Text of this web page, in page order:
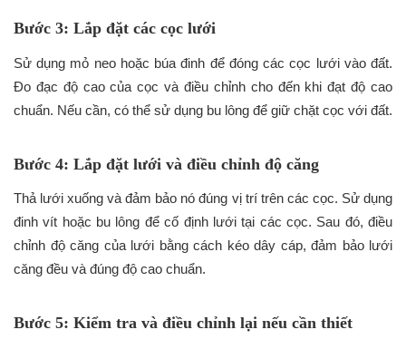
Bước 3: Lắp đặt các cọc lưới
Sử dụng mỏ neo hoặc búa đinh để đóng các cọc lưới vào đất.
Đo đạc độ cao của cọc và điều chỉnh cho đến khi đạt độ cao
chuẩn. Nếu cần, có thể sử dụng bu lông để giữ chặt cọc với đất.
Bước 4: Lắp đặt lưới và điều chỉnh độ căng
Thả lưới xuống và đảm bảo nó đúng vị trí trên các cọc. Sử dụng
đinh vít hoặc bu lông để cố định lưới tại các cọc. Sau đó, điều
chỉnh độ căng của lưới bằng cách kéo dây cáp, đảm bảo lưới
căng đều và đúng độ cao chuẩn.
Bước 5: Kiểm tra và điều chỉnh lại nếu cần thiết